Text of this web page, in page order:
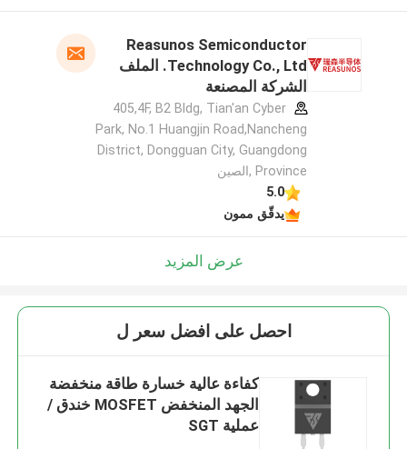
Reasunos Semiconductor
Technology Co., Ltd. الملف
الشركة المصنعة
405,4F, B2 Bldg, Tian'an Cyber
Park, No.1 Huangjin Road,Nancheng
District, Dongguan City, Guangdong
Province ,الصين
5.0
يدقّق ممون
عرض المزيد
احصل على افضل سعر ل
كفاءة عالية خسارة طاقة منخفضة
الجهد المنخفض MOSFET خندق /
عملية SGT